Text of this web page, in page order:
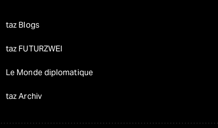
taz Blogs
taz FUTURZWEI
Le Monde diplomatique
taz Archiv